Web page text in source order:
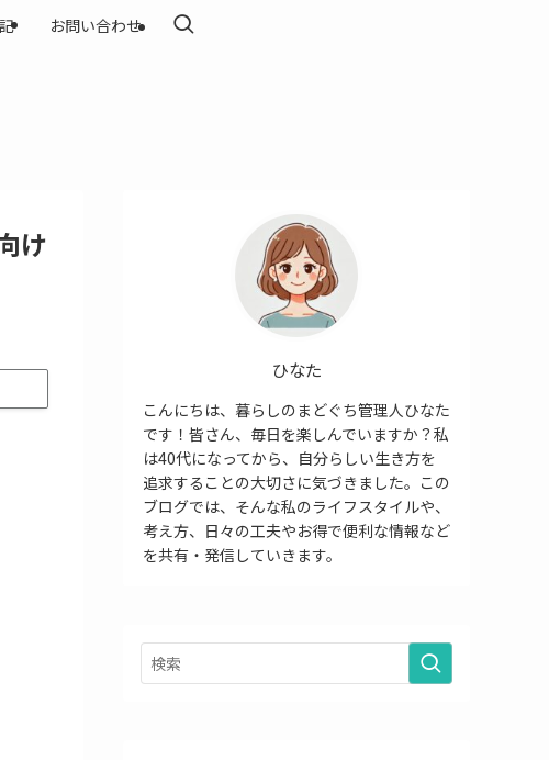
お問い合わせ
け
ひなた
こんにちは、暮らしのまどぐち管理人ひなた
です！皆さん、毎日を楽しんでいますか？私
は40代になってから、自分らしい生き方を
追求することの大切さに気づきました。この
ブログでは、そんな私のライフスタイルや、
考え方、日々の工夫やお得で便利な情報など
を共有・発信していきます。